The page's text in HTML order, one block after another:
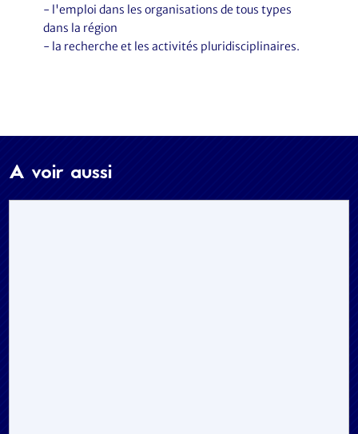
- l'emploi dans les organisations de tous types
dans la région
- la recherche et les activités pluridisciplinaires.
A voir aussi